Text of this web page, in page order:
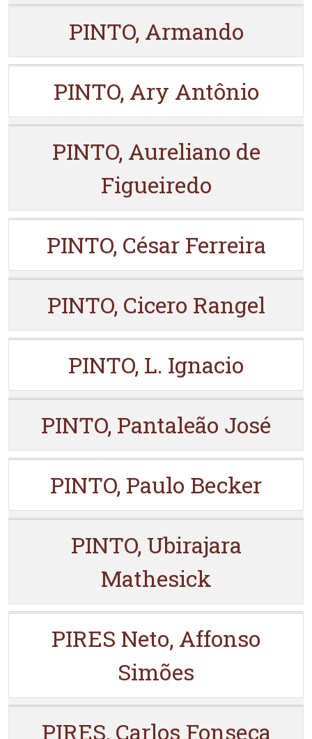
PINTO, Armando
PINTO, Ary Antônio
PINTO, Aureliano de
Figueiredo
PINTO, César Ferreira
PINTO, Cicero Rangel
PINTO, L. Ignacio
PINTO, Pantaleão José
PINTO, Paulo Becker
PINTO, Ubirajara
Mathesick
PIRES Neto, Affonso
Simões
PIRES, Carlos Fonseca